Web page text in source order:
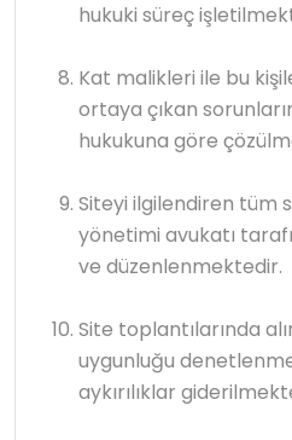
hukuki süreç
Kat malikleri ile bu
ortaya çıkan
hukukuna göre
Siteyi ilgilendiren tüm
yönetimi avukatı
ve düzenlenmektedir.
Site toplantılarında
uygunluğu
aykırılıklar